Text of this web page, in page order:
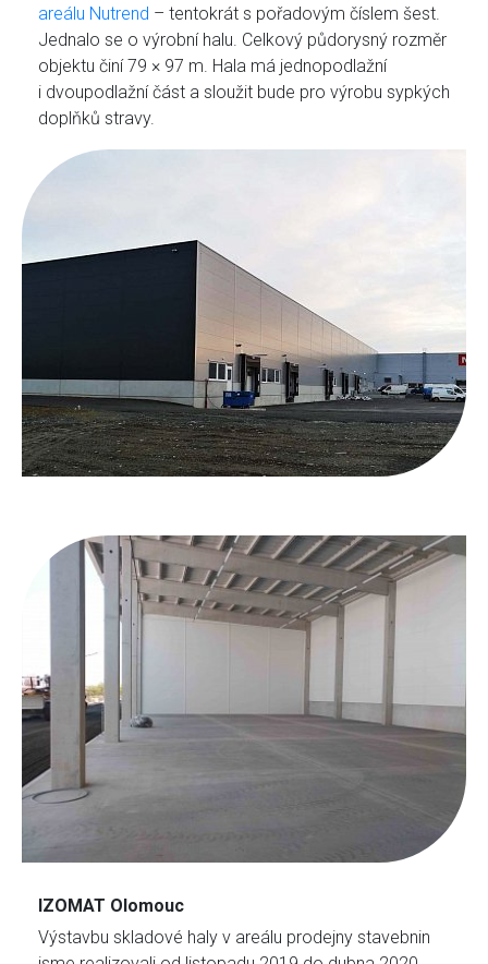
areálu Nutrend – tentokrát s pořadovým číslem šest.
Jednalo se o výrobní halu. Celkový půdorysný rozměr
objektu činí 79 × 97 m. Hala má jednopodlažní
i dvoupodlažní část a sloužit bude pro výrobu sypkých
doplňků stravy.
IZOMAT Olomouc
Výstavbu skladové haly v areálu prodejny stavebnin